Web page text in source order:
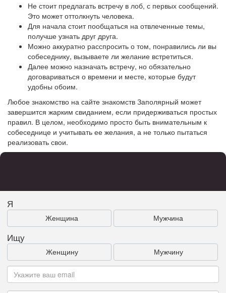
Не стоит предлагать встречу в лоб, с первых сообщений.
Это может оттолкнуть человека.
Для начала стоит пообщаться на отвлеченные темы,
получше узнать друг друга.
Можно аккуратно расспросить о том, понравились ли вы
собеседнику, вызываете ли желание встретиться.
Далее можно назначать встречу, но обязательно
договариваться о времени и месте, которые будут
удобны обоим.
Любое знакомство на сайте знакомств Заполярный может
завершится жарким свиданием, если придерживаться простых
правил. В целом, необходимо просто быть внимательным к
собеседнице и учитывать ее желания, а не только пытаться
реализовать свои.
Я
Женщина Мужчина
Ищу
Женщину Мужчину